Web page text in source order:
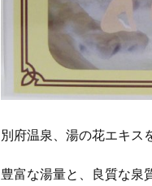
別府温泉、湯の花エキス
豊富な湯量と、良質な泉